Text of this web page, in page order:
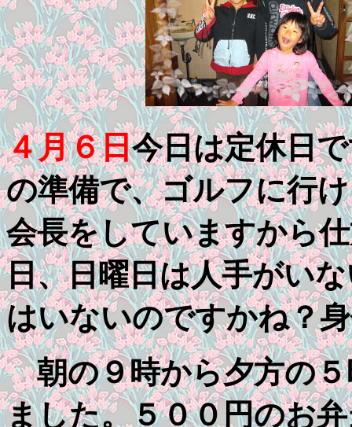
４月６日今日は定休日
の準備で、ゴルフに行
会長をしていますから
日、日曜日は人手がい
はいないのですかね？
朝の９時から夕方の５
ました。５００円のお